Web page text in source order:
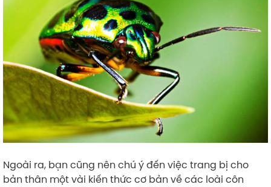
Ngoài ra, bạn cũng nên chú ý đến việc trang bị cho
bản thân một vài kiến thức cơ bản về các loài côn